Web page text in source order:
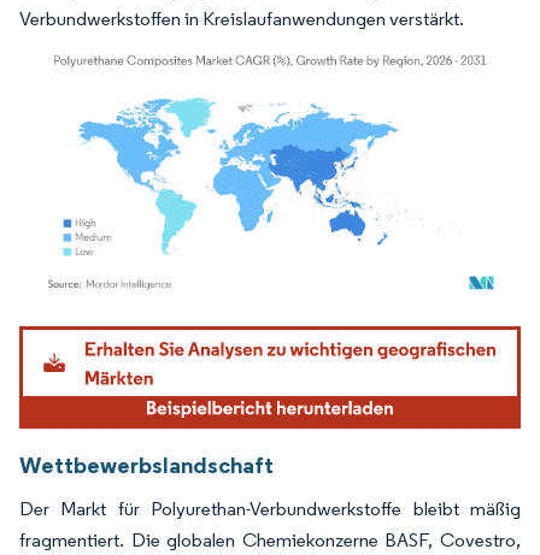
Verbundwerkstoffen in Kreislaufanwendungen verstärkt.
Bild © Mordor Intelligence. Wiederverwendung erfordert Namensnennung gemäß
Wettbewerbslandschaft
Der Markt für Polyurethan-Verbundwerkstoffe bleibt mäßig
fragmentiert. Die globalen Chemiekonzerne BASF, Covestro,